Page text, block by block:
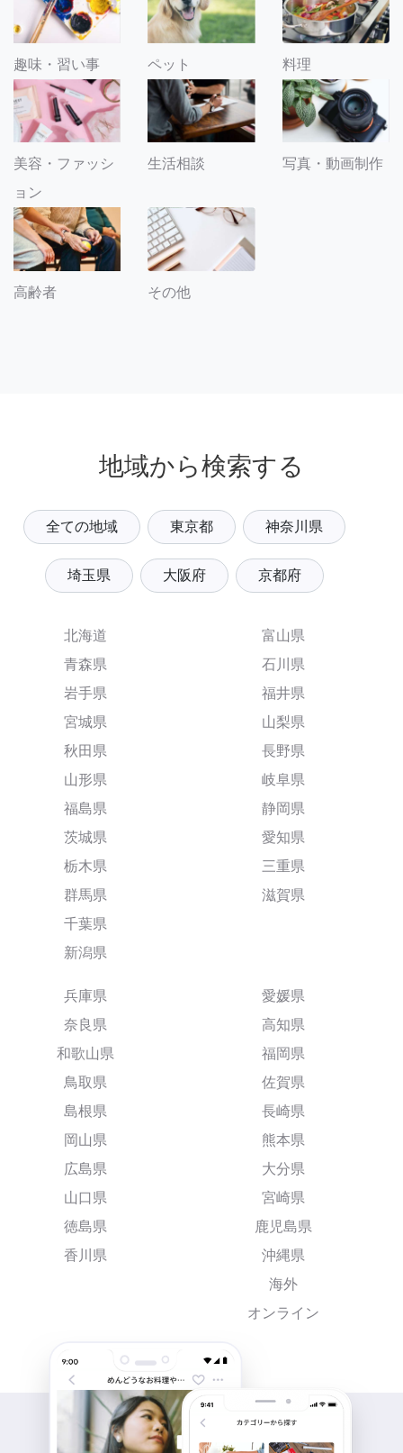
趣味・習い事 ペット 料理
美容・ファッシ
ョン
生活相談 写真・動画制作
高齢者 その他
地域から検索する
全ての地域 東京都 神奈川県
埼玉県 大阪府 京都府
北海道
青森県
岩手県
宮城県
秋田県
山形県
福島県
茨城県
栃木県
群馬県
千葉県
新潟県
富山県
石川県
福井県
山梨県
長野県
岐阜県
静岡県
愛知県
三重県
滋賀県
兵庫県
奈良県
和歌山県
鳥取県
島根県
岡山県
広島県
山口県
徳島県
香川県
愛媛県
高知県
福岡県
佐賀県
長崎県
熊本県
大分県
宮崎県
鹿児島県
沖縄県
海外
オンライン